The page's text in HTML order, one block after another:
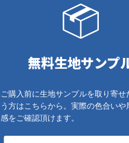
無料生地サンプ
ご購入前に生地サンプルを取り寄せ
う方はこちらから。実際の色合いや
感をご確認頂けます。